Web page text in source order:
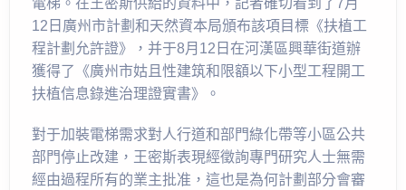
12日廣州市計劃和天然資本局頒布該項目標《扶植工
程計劃允許證》，并于8月12日在河漢區興華街道辦
獲得了《廣州市姑且性建筑和限額以下小型工程開工
扶植信息錄進治理證實書》。
對于加裝電梯需求對人行道和部門綠化帶等小區公共
部門停止改建，王密斯表現經徵詢專門研究人士無需
經由過程所有的業主批准，這也是為何計劃部分會審